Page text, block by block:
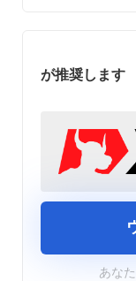
が推奨します
あな